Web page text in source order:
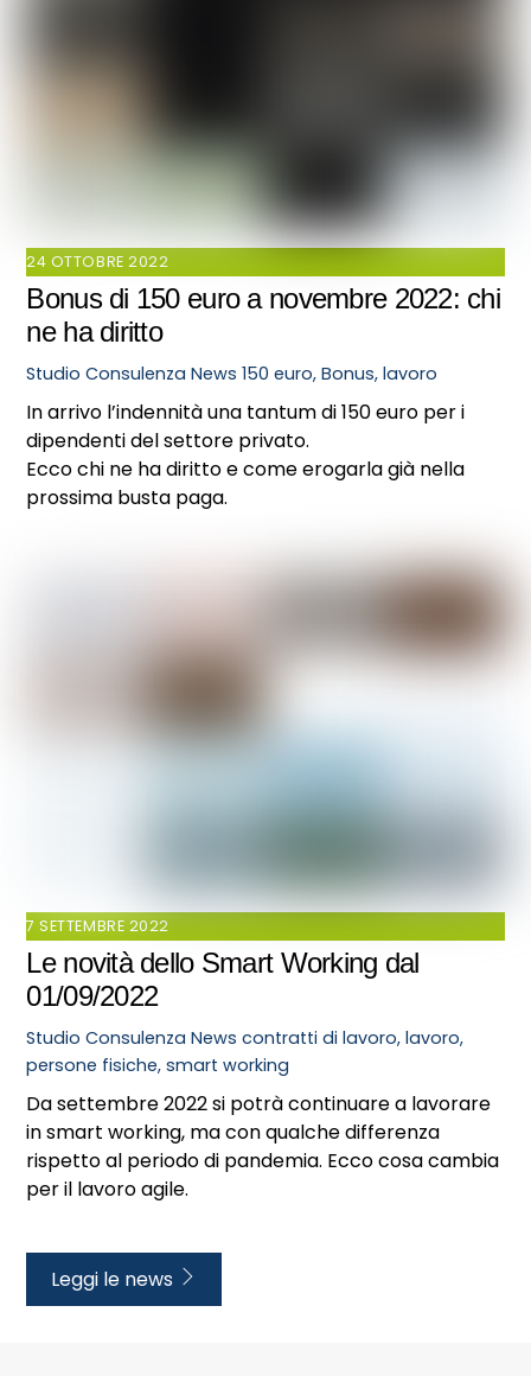
24 OTTOBRE 2022
Bonus di 150 euro a novembre 2022: chi
ne ha diritto
Studio Consulenza News 150 euro,Bonus,lavoro
In arrivo l’indennità una tantum di 150 euro per i
dipendenti del settore privato.
Ecco chi ne ha diritto e come erogarla già nella
prossima busta paga.
7 SETTEMBRE 2022
Le novità dello Smart Working dal
01/09/2022
Studio Consulenza News contratti di lavoro,lavoro,
persone fisiche,smart working
Da settembre 2022 si potrà continuare a lavorare
in smart working, ma con qualche differenza
rispetto al periodo di pandemia. Ecco cosa cambia
per il lavoro agile.
Leggi le news